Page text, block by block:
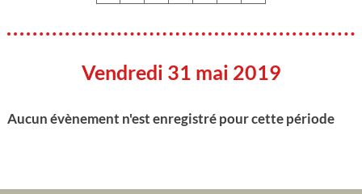
Vendredi 31 mai 2019
Aucun évènement n'est enregistré pour cette période